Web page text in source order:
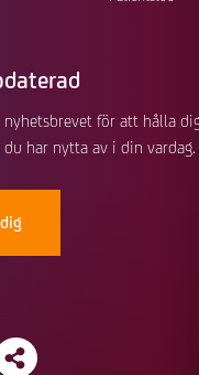
nyhetsbrevet för att hålla
har nytta av i din vardag.